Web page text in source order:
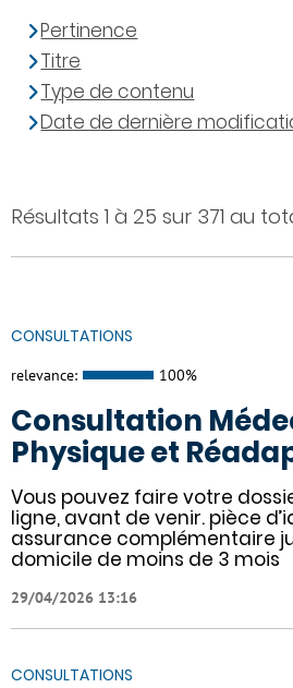
Résultats 1 à 25 sur 371 au
CONSULTATIONS
relevance: 100%
Consultation
Physique et
Vous pouvez faire votre
ligne, avant de venir. pièce
assurance complémentaire
domicile de moins de 3 mois
29/04/2026 13:16
CONSULTATIONS
Pertinence
Titre
Type de contenu
Date de dernière